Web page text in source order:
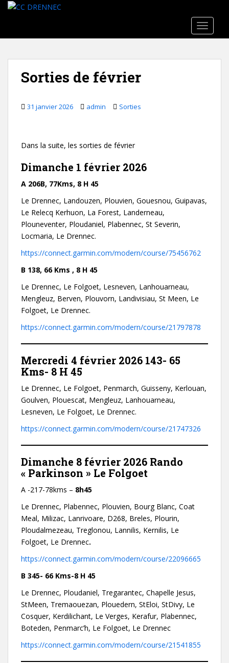
Skip to main content
Sorties de février
31 janvier 2026 admin Sorties
Dans la suite, les sorties de février
Dimanche 1 février 2026
A 206B, 77Kms, 8 H 45
Le Drennec, Landouzen, Plouvien, Gouesnou, Guipavas,
Le Relecq Kerhuon, La Forest, Landerneau,
Plouneventer, Ploudaniel, Plabennec, St Severin,
Locmaria, Le Drennec.
https://connect.garmin.com/modern/course/75456762
B 138, 66 Kms , 8 H 45
Le Drennec, Le Folgoet, Lesneven, Lanhouarneau,
Mengleuz, Berven, Plouvorn, Landivisiau, St Meen, Le
Folgoet, Le Drennec.
https://connect.garmin.com/modern/course/21797878
Mercredi 4 février 2026 143- 65
Kms- 8 H 45
Le Drennec, Le Folgoet, Penmarch, Guisseny, Kerlouan,
Goulven, Plouescat, Mengleuz, Lanhouarneau,
Lesneven, Le Folgoet, Le Drennec.
https://connect.garmin.com/modern/course/21747326
Dimanche 8 février 2026 Rando
« Parkinson » Le Folgoet
A -217-78kms – 8h45
Le Drennec, Plabennec, Plouvien, Bourg Blanc, Coat
Meal, Milizac, Lanrivoare, D268, Breles, Plourin,
Ploudalmezeau, Treglonou, Lannilis, Kernilis, Le
Folgoet, Le Drennec.
https://connect.garmin.com/modern/course/22096665
B 345- 66 Kms-8 H 45
Le Drennec, Ploudaniel, Tregarantec, Chapelle Jesus,
StMeen, Tremaouezan, Plouedern, StEloi, StDivy, Le
Cosquer, Kerdilichant, Le Verges, Kerafur, Plabennec,
Boteden, Penmarc’h, Le Folgoet, Le Drennec
https://connect.garmin.com/modern/course/21541855